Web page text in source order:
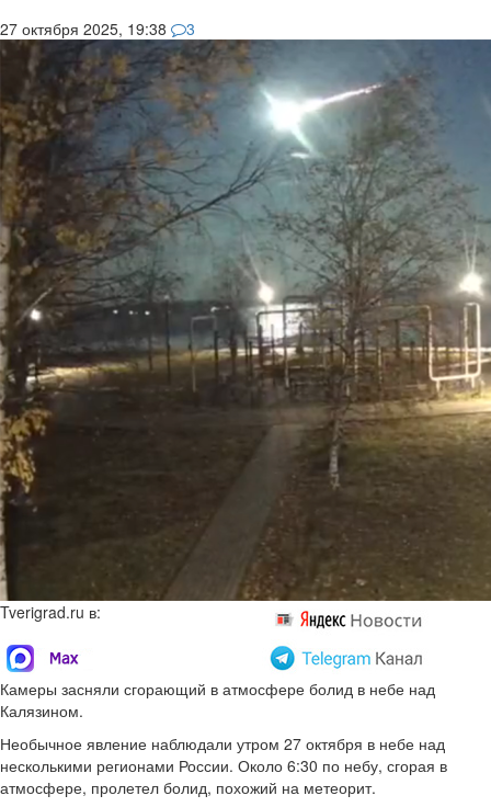
27 октября 2025, 19:38 3
Tverigrad.ru в:
Камеры засняли сгорающий в атмосфере болид в небе над
Калязином.
Необычное явление наблюдали утром 27 октября в небе над
несколькими регионами России. Около 6:30 по небу, сгорая в
атмосфере, пролетел болид, похожий на метеорит.